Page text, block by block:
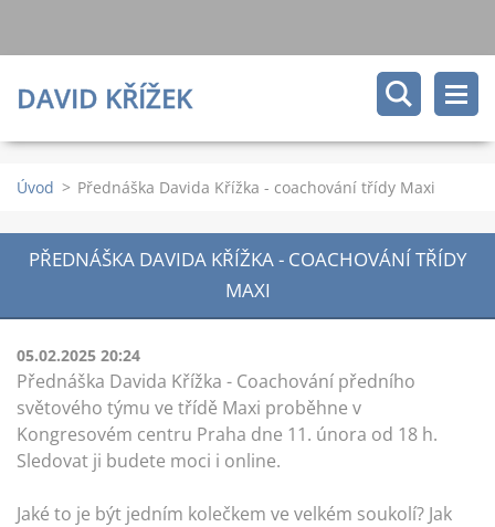
DAVID KŘÍŽEK
Úvod > Přednáška Davida Křížka - coachování třídy Maxi
PŘEDNÁŠKA DAVIDA KŘÍŽKA - COACHOVÁNÍ TŘÍDY
MAXI
05.02.2025 20:24
Přednáška Davida Křížka - Coachování předního
světového týmu ve třídě Maxi proběhne v
Kongresovém centru Praha dne 11. února od 18 h.
Sledovat ji budete moci i online.
Jaké to je být jedním kolečkem ve velkém soukolí? Jak